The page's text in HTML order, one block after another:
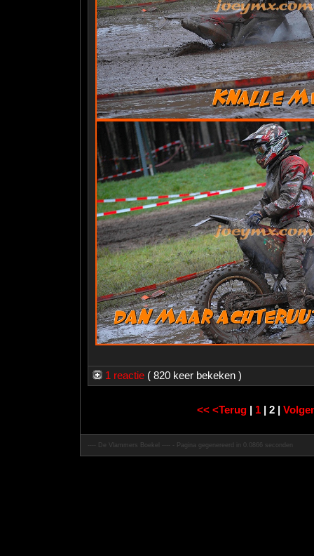
1 reactie ( 820 keer bekeken )
<< <Terug 1| 2 |
---- De Vlammers Boekel ---- - Pagina gegenereerd in 0.0866 seconden